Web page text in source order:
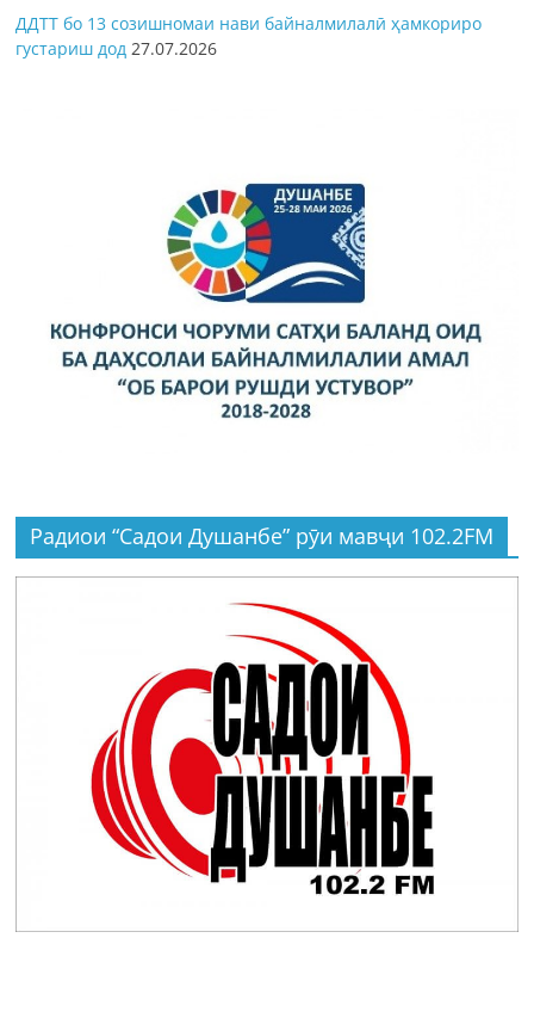
ДДТТ бо 13 созишномаи нави байналмилалӣ ҳамкориро
густариш дод 27.07.2026
Радиои “Садои Душанбе” рӯи мавҷи 102.2FM